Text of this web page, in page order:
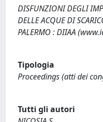
DISFUNZIONI DEGLI
DELLE ACQUE DI
PALERMO : DIIAA
Tipologia
Proceedings (atti dei
Tutti gli autori